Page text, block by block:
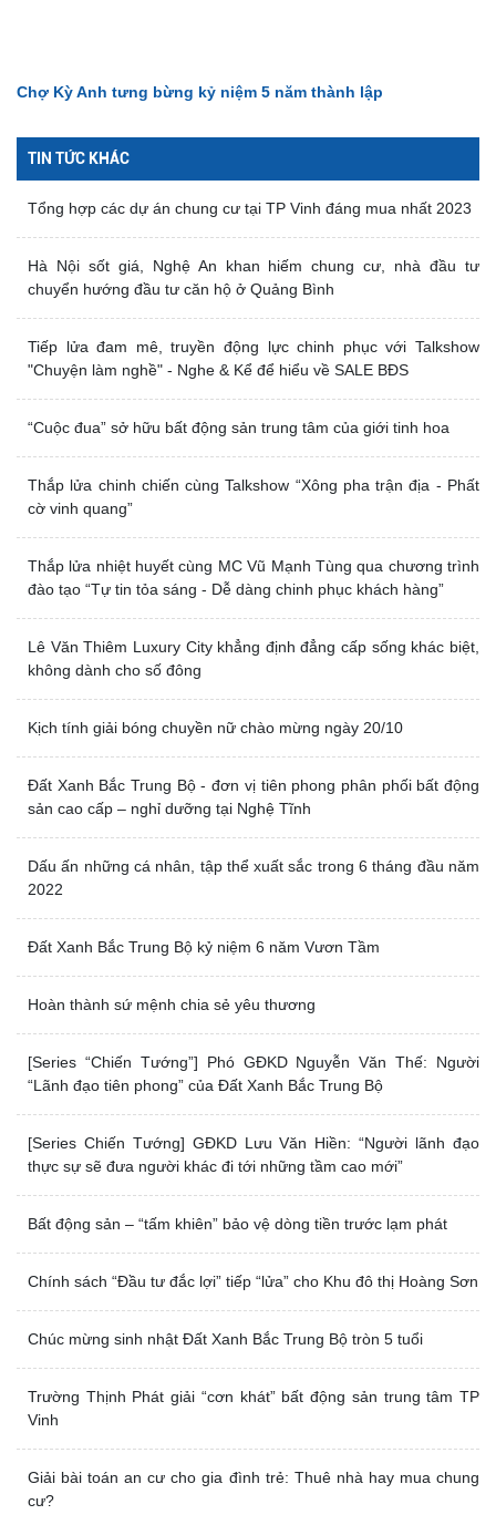
Chợ Kỳ Anh tưng bừng kỷ niệm 5 năm thành lập
TIN TỨC KHÁC
Tổng hợp các dự án chung cư tại TP Vinh đáng mua nhất 2023
Hà Nội sốt giá, Nghệ An khan hiếm chung cư, nhà đầu tư
chuyển hướng đầu tư căn hộ ở Quảng Bình
Tiếp lửa đam mê, truyền động lực chinh phục với Talkshow
"Chuyện làm nghề" - Nghe & Kể để hiểu về SALE BĐS
“Cuộc đua” sở hữu bất động sản trung tâm của giới tinh hoa
Thắp lửa chinh chiến cùng Talkshow “Xông pha trận địa - Phất
cờ vinh quang”
Thắp lửa nhiệt huyết cùng MC Vũ Mạnh Tùng qua chương trình
đào tạo “Tự tin tỏa sáng - Dễ dàng chinh phục khách hàng”
Lê Văn Thiêm Luxury City khẳng định đẳng cấp sống khác biệt,
không dành cho số đông
Kịch tính giải bóng chuyền nữ chào mừng ngày 20/10
Đất Xanh Bắc Trung Bộ - đơn vị tiên phong phân phối bất động
sản cao cấp – nghỉ dưỡng tại Nghệ Tĩnh
Dấu ấn những cá nhân, tập thể xuất sắc trong 6 tháng đầu năm
2022
Đất Xanh Bắc Trung Bộ kỷ niệm 6 năm Vươn Tầm
Hoàn thành sứ mệnh chia sẻ yêu thương
[Series “Chiến Tướng”] Phó GĐKD Nguyễn Văn Thế: Người
“Lãnh đạo tiên phong” của Đất Xanh Bắc Trung Bộ
[Series Chiến Tướng] GĐKD Lưu Văn Hiền: “Người lãnh đạo
thực sự sẽ đưa người khác đi tới những tầm cao mới”
Bất động sản – “tấm khiên” bảo vệ dòng tiền trước lạm phát
Chính sách “Đầu tư đắc lợi” tiếp “lửa” cho Khu đô thị Hoàng Sơn
Chúc mừng sinh nhật Đất Xanh Bắc Trung Bộ tròn 5 tuổi
Trường Thịnh Phát giải “cơn khát” bất động sản trung tâm TP
Vinh
Giải bài toán an cư cho gia đình trẻ: Thuê nhà hay mua chung
cư?